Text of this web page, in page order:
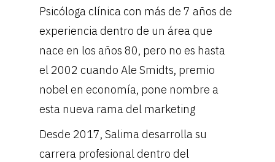
Psicóloga clínica con más de 7 años de
experiencia dentro de un área que
nace en los años 80, pero no es hasta
el 2002 cuando Ale Smidts, premio
nobel en economía, pone nombre a
esta nueva rama del marketing
Desde 2017, Salima desarrolla su
carrera profesional dentro del